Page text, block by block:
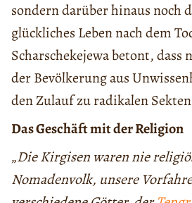
sondern darüber hinaus noch
glückliches Leben nach dem
Scharschekejewa betont, dass
der Bevölkerung aus
den Zulauf zu radikalen
Das Geschäft mit der Religion
„Die Kirgisen waren nie
Nomadenvolk, unsere